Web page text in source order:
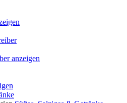
anzeigen